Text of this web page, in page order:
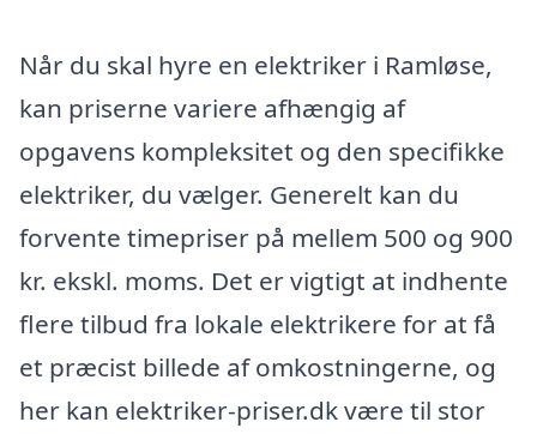
Når du skal hyre en elektriker i Ramløse,
kan priserne variere afhængig af
opgavens kompleksitet og den specifikke
elektriker, du vælger. Generelt kan du
forvente timepriser på mellem 500 og 900
kr. ekskl. moms. Det er vigtigt at indhente
flere tilbud fra lokale elektrikere for at få
et præcist billede af omkostningerne, og
her kan elektriker-priser.dk være til stor